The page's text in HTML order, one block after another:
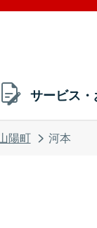
サービス・
陽町 河本